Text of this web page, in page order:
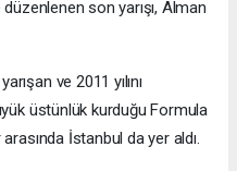
son yarışı, Alman
ve 2011 yılını
üstünlük kurduğu Formula
İstanbul da yer aldı.